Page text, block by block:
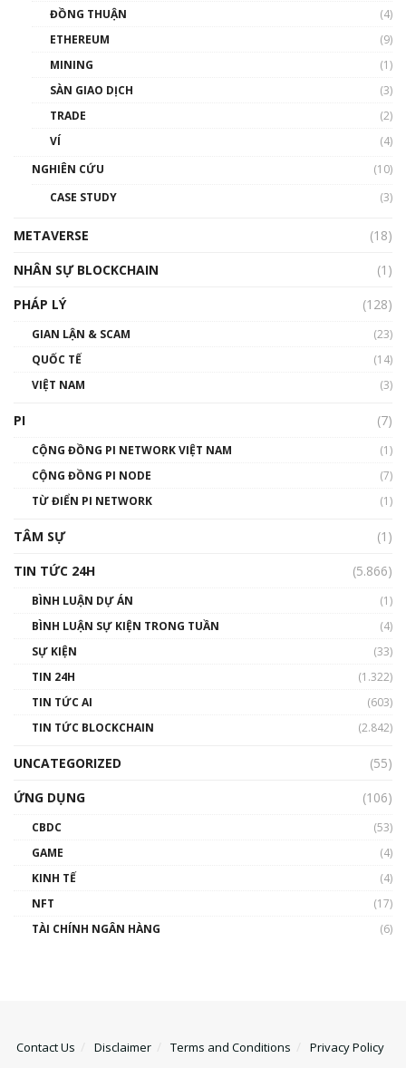
Phổ cập Blockchain
thống & Crypto qua các cuộc chiến | Phổ cập
01:32:59
gió ấm
Talkshow 14: MemeCoin – Trò đùa tỷ đô
01:29:26
ĐỒNG THUẬN
(4)
ETHEREUM
(9)
MINING
(1)
SÀN GIAO DỊCH
(3)
TRADE
(2)
VÍ
(4)
NGHIÊN CỨU
(10)
CASE STUDY
(3)
METAVERSE
(18)
NHÂN SỰ BLOCKCHAIN
(1)
PHÁP LÝ
(128)
GIAN LẬN & SCAM
(23)
QUỐC TẾ
(14)
VIỆT NAM
(3)
PI (7)
CỘNG ĐỒNG PI NETWORK VIỆT NAM
(1)
CỘNG ĐỒNG PI NODE
(7)
TỪ ĐIỂN PI NETWORK
(1)
TÂM SỰ
(1)
TIN TỨC 24H
(5.866)
BÌNH LUẬN DỰ ÁN
(1)
BÌNH LUẬN SỰ KIỆN TRONG TUẦN
(4)
SỰ KIỆN
(33)
TIN 24H
(1.322)
TIN TỨC AI
(603)
TIN TỨC BLOCKCHAIN
(2.842)
UNCATEGORIZED
(55)
ỨNG DỤNG
(106)
CBDC
(53)
GAME
(4)
KINH TẾ
(4)
NFT
(17)
TÀI CHÍNH NGÂN HÀNG
(6)
Contact Us Disclaimer Terms and Conditions Privacy Policy